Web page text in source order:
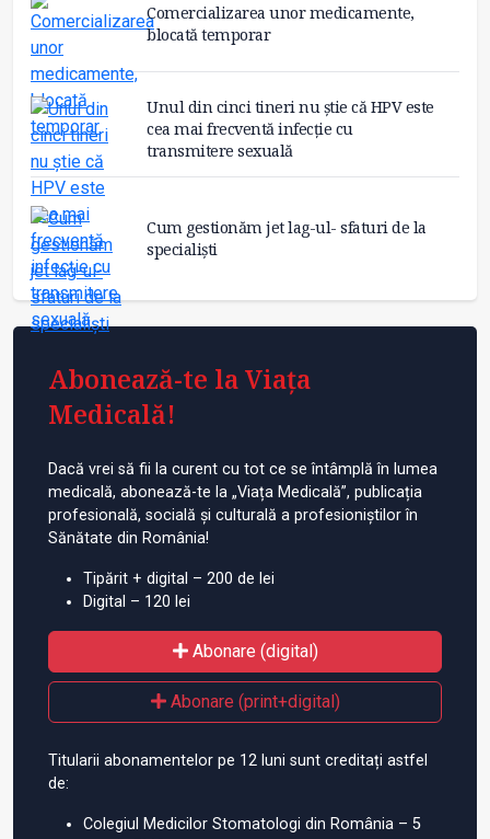
Comercializarea unor medicamente,
blocată temporar
Unul din cinci tineri nu știe că HPV este
cea mai frecventă infecție cu
transmitere sexuală
Cum gestionăm jet lag-ul- sfaturi de la
specialiști
Abonează-te la Viața
Medicală!
Dacă vrei să fii la curent cu tot ce se întâmplă în lumea
medicală, abonează-te la „Viața Medicală”, publicația
profesională, socială și culturală a profesioniștilor în
Sănătate din România!
Tipărit + digital – 200 de lei
Digital – 120 lei
Abonare (digital)
Abonare (print+digital)
Titularii abonamentelor pe 12 luni sunt creditați astfel
de:
Colegiul Medicilor Stomatologi din România – 5